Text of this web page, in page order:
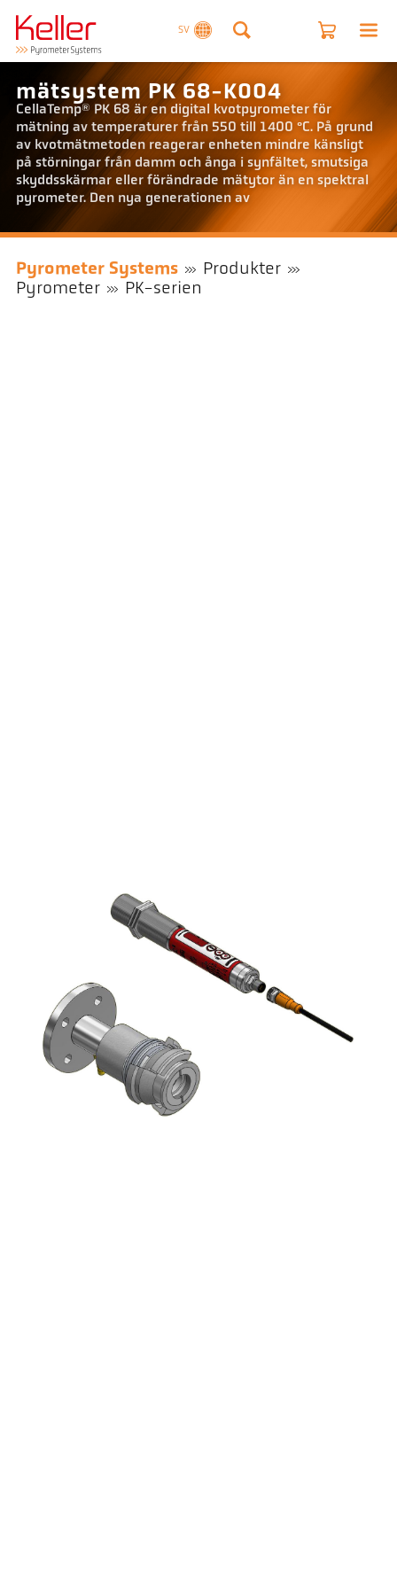
SV
mätsystem PK 68-K004
CellaTemp® PK 68 är en digital kvotpyrometer för
mätning av temperaturer från 550 till 1400 °C. På grund
av kvotmätmetoden reagerar enheten mindre känsligt
på störningar från damm och ånga i synfältet, smutsiga
skyddsskärmar eller förändrade mätytor än en spektral
pyrometer. Den nya generationen av
Pyrometer Systems
Produkter
Pyrometer
PK-serien